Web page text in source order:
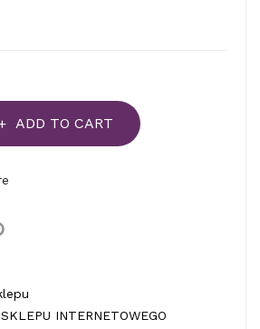
ADD TO CART
INTERNETOWEGO